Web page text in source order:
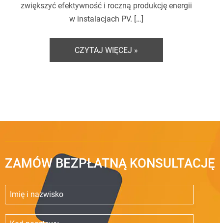
zwiększyć efektywność i roczną produkcję energii
w instalacjach PV. […]
CZYTAJ WIĘCEJ »
ZAMÓW BEZPŁATNĄ KONSULTACJĘ